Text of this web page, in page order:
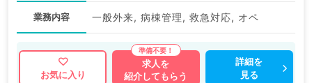
業務内容 一般外来, 病棟管理, 救急対応, オペ
お気に入り
求人を
紹介してもらう
詳細を
見る